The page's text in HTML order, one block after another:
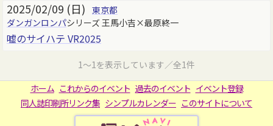
2025/02/09 (日) 東京都
ダンガンロンパシリーズ 王馬小吉×最原終一
嘘のサイハテ VR2025
1～1を表示しています／全1件
ホーム これからのイベント 過去のイベント イベント登録
同人誌印刷所リンク集 シンプルカレンダー このサイトについて